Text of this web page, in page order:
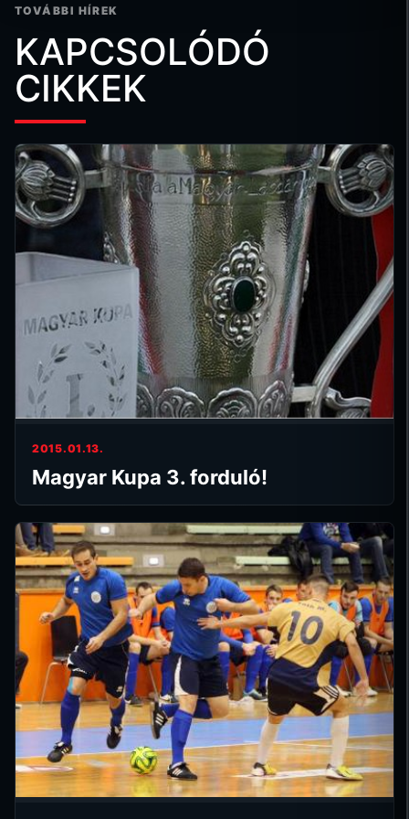
TOVÁBBI HÍREK
KAPCSOLÓDÓ
CIKKEK
2015.01.13.
Magyar Kupa 3. forduló!